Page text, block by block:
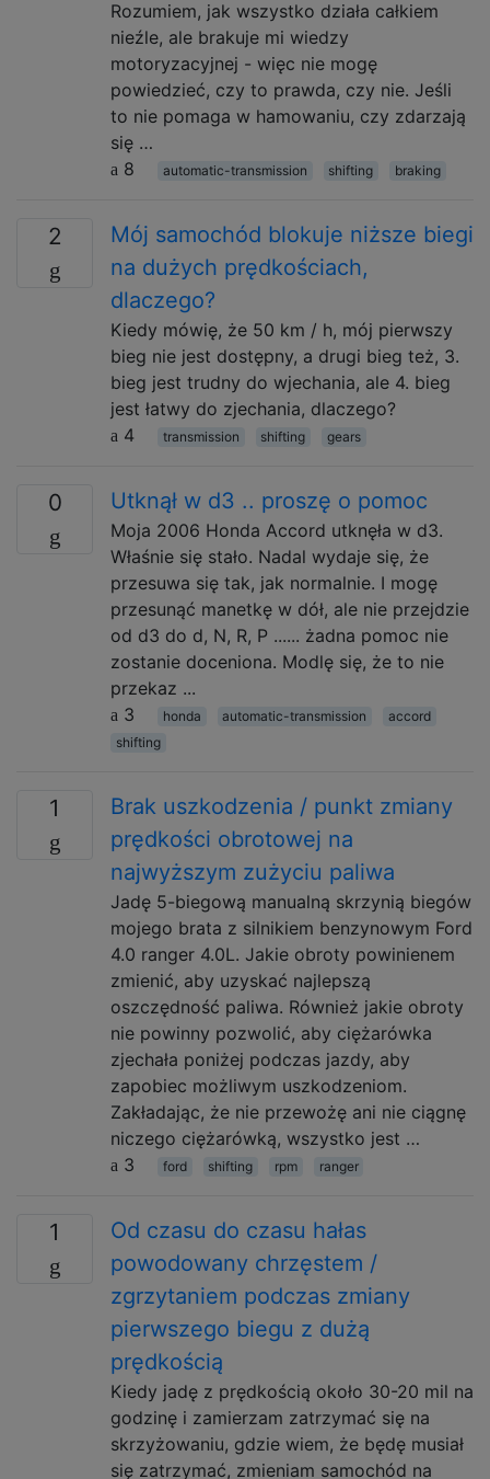
Rozumiem, jak wszystko działa całkiem
nieźle, ale brakuje mi wiedzy
motoryzacyjnej - więc nie mogę
powiedzieć, czy to prawda, czy nie. Jeśli
to nie pomaga w hamowaniu, czy zdarzają
się …
8
automatic-transmission shifting braking
2
Mój samochód blokuje niższe biegi
na dużych prędkościach,
dlaczego?
Kiedy mówię, że 50 km / h, mój pierwszy
bieg nie jest dostępny, a drugi bieg też, 3.
bieg jest trudny do wjechania, ale 4. bieg
jest łatwy do zjechania, dlaczego?
4
transmission shifting gears
0 Utknął w d3 .. proszę o pomoc
Moja 2006 Honda Accord utknęła w d3.
Właśnie się stało. Nadal wydaje się, że
przesuwa się tak, jak normalnie. I mogę
przesunąć manetkę w dół, ale nie przejdzie
od d3 do d, N, R, P ...... żadna pomoc nie
zostanie doceniona. Modlę się, że to nie
przekaz ...
3
honda automatic-transmission
accord
shifting
1
Brak uszkodzenia / punkt zmiany
prędkości obrotowej na
najwyższym zużyciu paliwa
Jadę 5-biegową manualną skrzynią biegów
mojego brata z silnikiem benzynowym Ford
4.0 ranger 4.0L. Jakie obroty powinienem
zmienić, aby uzyskać najlepszą
oszczędność paliwa. Również jakie obroty
nie powinny pozwolić, aby ciężarówka
zjechała poniżej podczas jazdy, aby
zapobiec możliwym uszkodzeniom.
Zakładając, że nie przewożę ani nie ciągnę
niczego ciężarówką, wszystko jest …
3
ford shifting rpm ranger
1
Od czasu do czasu hałas
powodowany chrzęstem /
zgrzytaniem podczas zmiany
pierwszego biegu z dużą
prędkością
Kiedy jadę z prędkością około 30-20 mil na
godzinę i zamierzam zatrzymać się na
skrzyżowaniu, gdzie wiem, że będę musiał
się zatrzymać, zmieniam samochód na